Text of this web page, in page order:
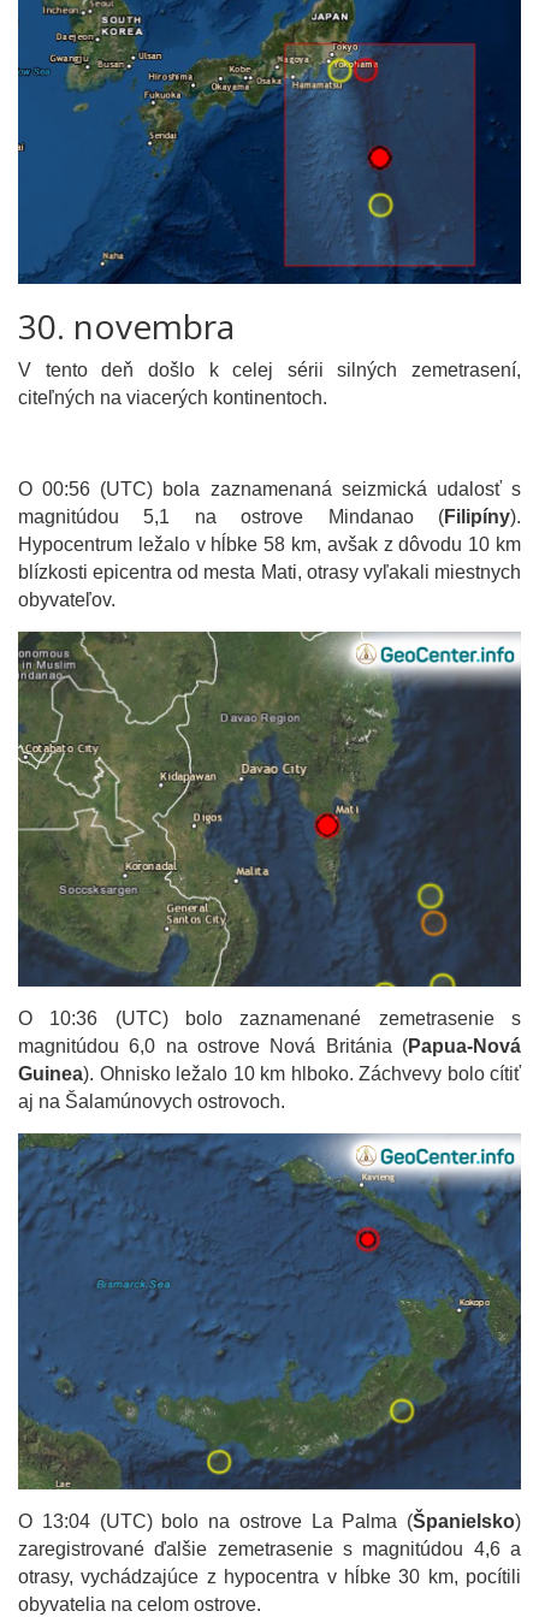
30. novembra
V tento deň došlo k celej sérii silných zemetrasení,
citeľných na viacerých kontinentoch.
O 00:56 (UTC) bola zaznamenaná seizmická udalosť s
magnitúdou 5,1 na ostrove Mindanao (Filipíny).
Hypocentrum ležalo v hĺbke 58 km, avšak z dôvodu 10 km
blízkosti epicentra od mesta Mati, otrasy vyľakali miestnych
obyvateľov.
O 10:36 (UTC) bolo zaznamenané zemetrasenie s
magnitúdou 6,0 na ostrove Nová Británia (Papua-Nová
Guinea). Ohnisko ležalo 10 km hlboko. Záchvevy bolo cítiť
aj na Šalamúnovych ostrovoch.
O 13:04 (UTC) bolo na ostrove La Palma (Španielsko)
zaregistrované ďalšie zemetrasenie s magnitúdou 4,6 a
otrasy, vychádzajúce z hypocentra v hĺbke 30 km, pocítili
obyvatelia na celom ostrove.